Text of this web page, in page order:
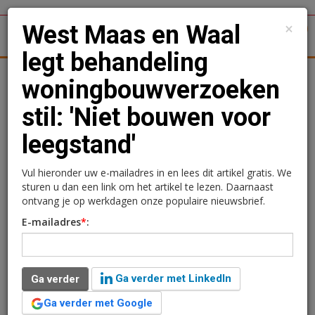
Woningmarkt
West Maas en Waal legt
behandeling
woningbouwverzoeken
stil: 'Niet bouwen voor
leegstand'
Redactie
26 juni 2025 om 10:29
één jaar geleden aangepast
2 minuten leestijd
Gemeente West Maas en Waal neemt tot 1 januari 2027
×
West Maas en Waal
legt behandeling
woningbouwverzoeken
stil: 'Niet bouwen voor
leegstand'
Vul hieronder uw e-mailadres in en lees dit artikel gratis. We
sturen u dan een link om het artikel te lezen. Daarnaast
ontvang je op werkdagen onze populaire nieuwsbrief.
E-mailadres*:
Ga verder
Ga verder met LinkedIn
Ga verder met Google